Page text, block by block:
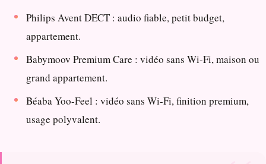
Philips Avent DECT : audio fiable, petit budget,
appartement.
Babymoov Premium Care : vidéo sans Wi-Fi, maison ou
grand appartement.
Béaba Yoo-Feel : vidéo sans Wi-Fi, finition premium,
usage polyvalent.